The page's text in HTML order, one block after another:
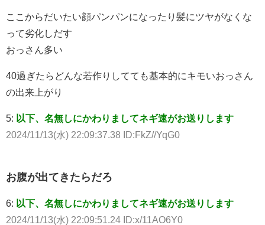
ここからだいたい顔パンパンになったり髪にツヤがなくな
って劣化しだす
おっさん多い
40過ぎたらどんな若作りしてても基本的にキモいおっさん
の出来上がり
5: 以下、名無しにかわりましてネギ速がお送りします
2024/11/13(水) 22:09:37.38 ID:FkZ//YqG0
お腹が出てきたらだろ
6: 以下、名無しにかわりましてネギ速がお送りします
2024/11/13(水) 22:09:51.24 ID:x/11AO6Y0